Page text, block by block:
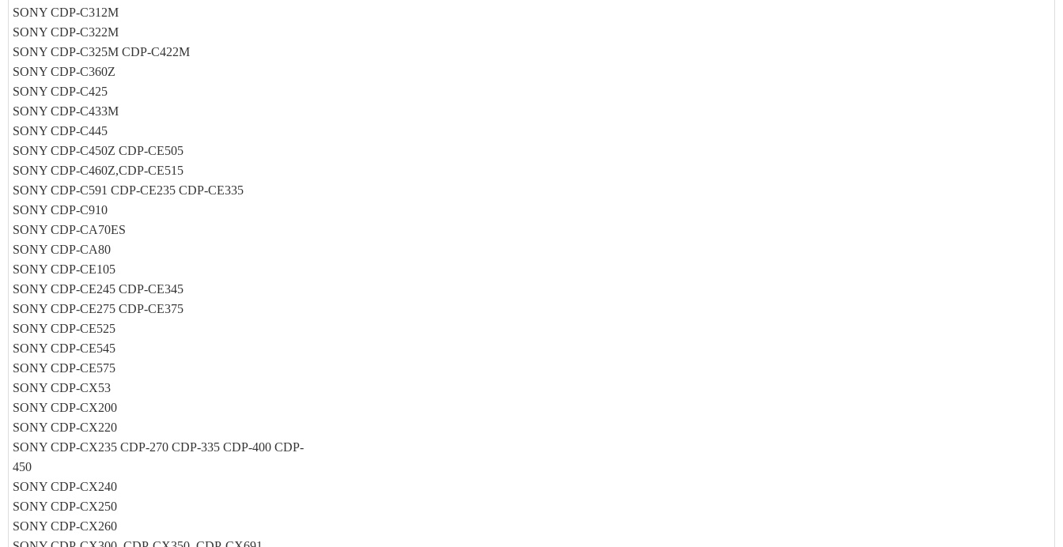
SONY CDP-C312M
SONY CDP-C322M
SONY CDP-C325M CDP-C422M
SONY CDP-C360Z
SONY CDP-C425
SONY CDP-C433M
SONY CDP-C445
SONY CDP-C450Z CDP-CE505
SONY CDP-C460Z,CDP-CE515
SONY CDP-C591 CDP-CE235 CDP-CE335
SONY CDP-C910
SONY CDP-CA70ES
SONY CDP-CA80
SONY CDP-CE105
SONY CDP-CE245 CDP-CE345
SONY CDP-CE275 CDP-CE375
SONY CDP-CE525
SONY CDP-CE545
SONY CDP-CE575
SONY CDP-CX53
SONY CDP-CX200
SONY CDP-CX220
SONY CDP-CX235 CDP-270 CDP-335 CDP-400 CDP-
450
SONY CDP-CX240
SONY CDP-CX250
SONY CDP-CX260